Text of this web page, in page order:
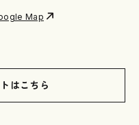
Map
はこちら